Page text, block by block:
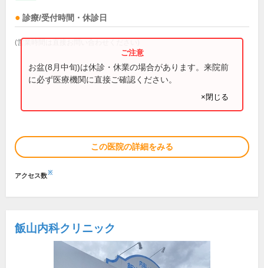
診療/受付時間・休診日
(営業時間は直接お問い合わせください)
お盆(8月中旬)は休診・休業の場合があります。来院前
に必ず医療機関に直接ご確認ください。
×閉じる
この医院の詳細をみる
アクセス数※
飯山内科クリニック